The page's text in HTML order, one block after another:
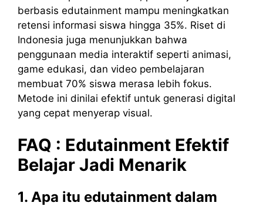
berbasis edutainment mampu meningkatkan
retensi informasi siswa hingga 35%. Riset di
Indonesia juga menunjukkan bahwa
penggunaan media interaktif seperti animasi,
game edukasi, dan video pembelajaran
membuat 70% siswa merasa lebih fokus.
Metode ini dinilai efektif untuk generasi digital
yang cepat menyerap visual.
FAQ : Edutainment Efektif
Belajar Jadi Menarik
1. Apa itu edutainment dalam